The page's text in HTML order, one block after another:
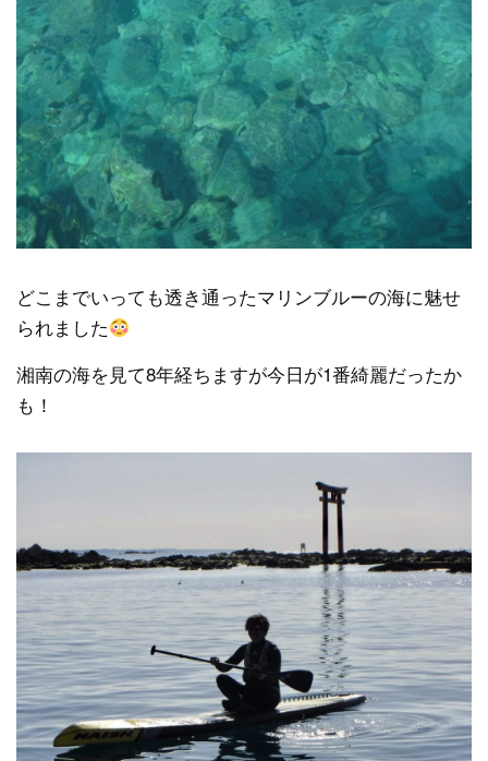
どこまでいっても透き通ったマリンブルーの海に魅せ
られました
湘南の海を見て8年経ちますが今日が1番綺麗だったか
も！